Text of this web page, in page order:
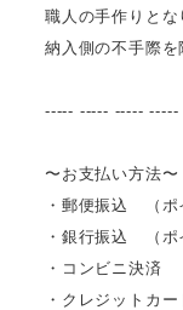
職人の手作りとな
納入側の不手際を
----- ----- -----
〜お支払い方法〜
・郵便振込 （ポ
・銀行振込 （ポ
・コンビニ決済
・クレジットカ